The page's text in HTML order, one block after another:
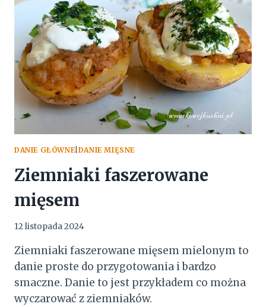
DANIE GŁÓWNE| DANIE MIĘSNE
Ziemniaki faszerowane
mięsem
12 listopada 2024
Ziemniaki faszerowane mięsem mielonym to
danie proste do przygotowania i bardzo
smaczne. Danie to jest przykładem co można
wyczarować z ziemniaków.